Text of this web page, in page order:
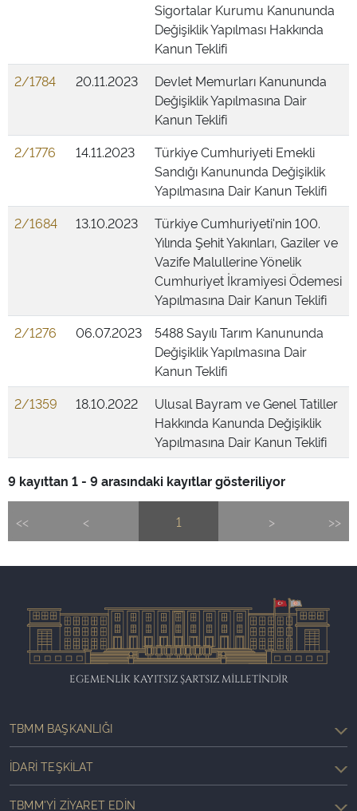
Sigortalar Kurumu Kanununda
Değişiklik Yapılması Hakkında
Kanun Teklifi
2/1784
20.11.2023
Devlet Memurları Kanununda
Değişiklik Yapılmasına Dair
Kanun Teklifi
2/1776
14.11.2023
Türkiye Cumhuriyeti Emekli
Sandığı Kanununda Değişiklik
Yapılmasına Dair Kanun Teklifi
2/1684
13.10.2023
Türkiye Cumhuriyeti'nin 100.
Yılında Şehit Yakınları, Gaziler ve
Vazife Malullerine Yönelik
Cumhuriyet İkramiyesi Ödemesi
Yapılmasına Dair Kanun Teklifi
2/1276
06.07.2023
5488 Sayılı Tarım Kanununda
Değişiklik Yapılmasına Dair
Kanun Teklifi
2/1359
18.10.2022
Ulusal Bayram ve Genel Tatiller
Hakkında Kanunda Değişiklik
Yapılmasına Dair Kanun Teklifi
9 kayıttan 1 - 9 arasındaki kayıtlar gösteriliyor
<< < 1 > >>
EGEMENLİK KAYITSIZ ŞARTSIZ MİLLETİNDİR
TBMM BAŞKANLIĞI
İDARI TEŞKILAT
TBMM'YI ZIYARET EDIN